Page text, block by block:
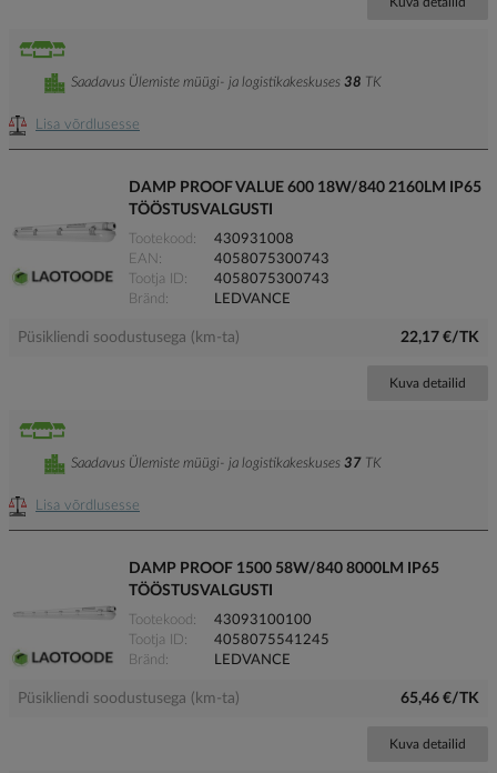
Kuva detailid
Lisa võrdlusesse
Saadavus Ülemiste müügi- ja logistikakeskuses 38 TK
DAMP PROOF VALUE 600 18W/840 2160LM IP65
TÖÖSTUSVALGUSTI
Tootekood
430931008
EAN
4058075300743
Tootja ID
4058075300743
Bränd
LEDVANCE
Püsikliendi soodustusega (km-ta) 22,17 €/TK
Kuva detailid
Lisa võrdlusesse
Saadavus Ülemiste müügi- ja logistikakeskuses 37 TK
DAMP PROOF 1500 58W/840 8000LM IP65
TÖÖSTUSVALGUSTI
Tootekood
43093100100
Tootja ID
4058075541245
Bränd
LEDVANCE
Püsikliendi soodustusega (km-ta) 65,46 €/TK
Kuva detailid